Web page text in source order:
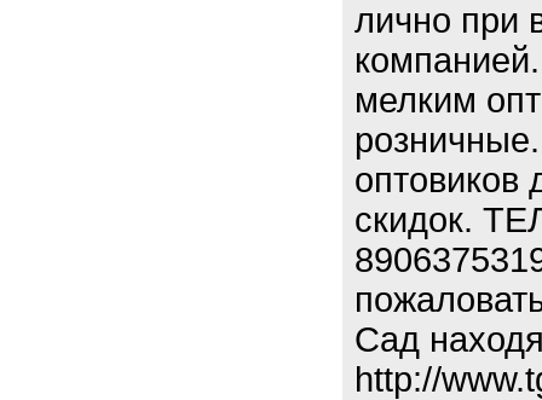
лично при
мелким
оптовиков
скидок.
Сад
http://